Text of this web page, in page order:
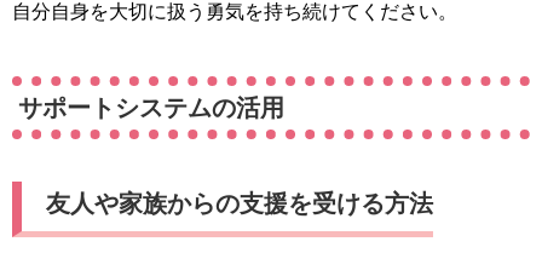
自分自身を大切に扱う勇気を持ち続けてください。
サポートシステムの活用
友人や家族からの支援を受ける方法